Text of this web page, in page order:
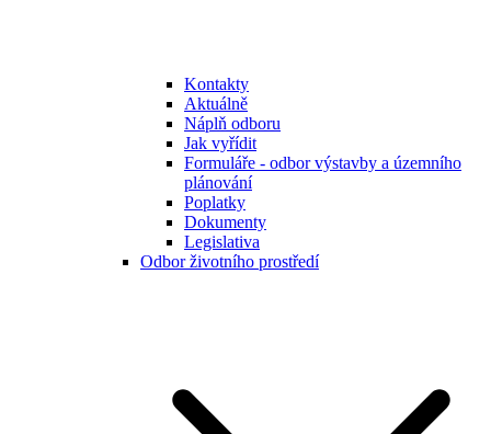
Kontakty
Aktuálně
Náplň odboru
Jak vyřídit
Formuláře - odbor výstavby a územního
plánování
Poplatky
Dokumenty
Legislativa
Odbor životního prostředí